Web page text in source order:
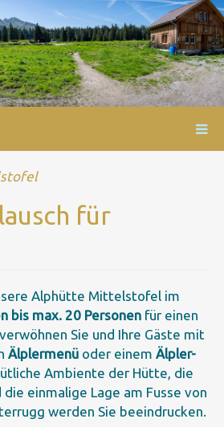
für
Alphütte Mittelstofel im
bis max. 20 Personen für einen
Sie und Ihre Gäste mit
Älplermenü oder einem Älpler-
Ambiente der Hütte, die
einmalige Lage am Fusse von
werden Sie beeindrucken.